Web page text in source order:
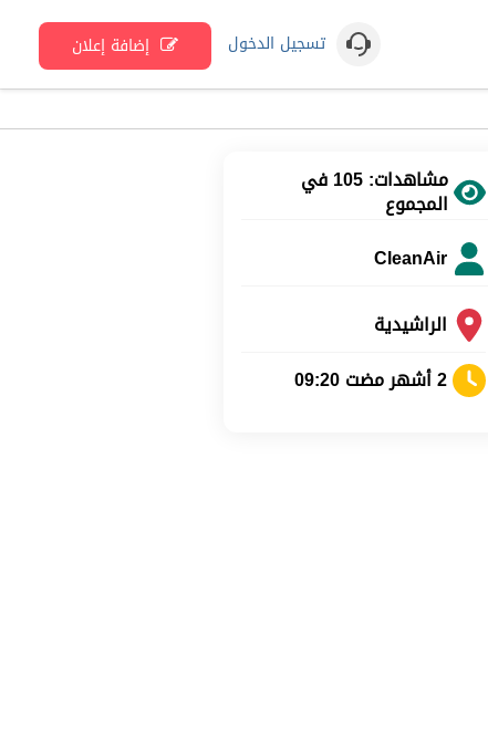
تسجيل الدخول إضافة إعلان
مشاهدات: 105 في
المجموع
CleanAir
الراشيدية
2 أشهر مضت 09:20